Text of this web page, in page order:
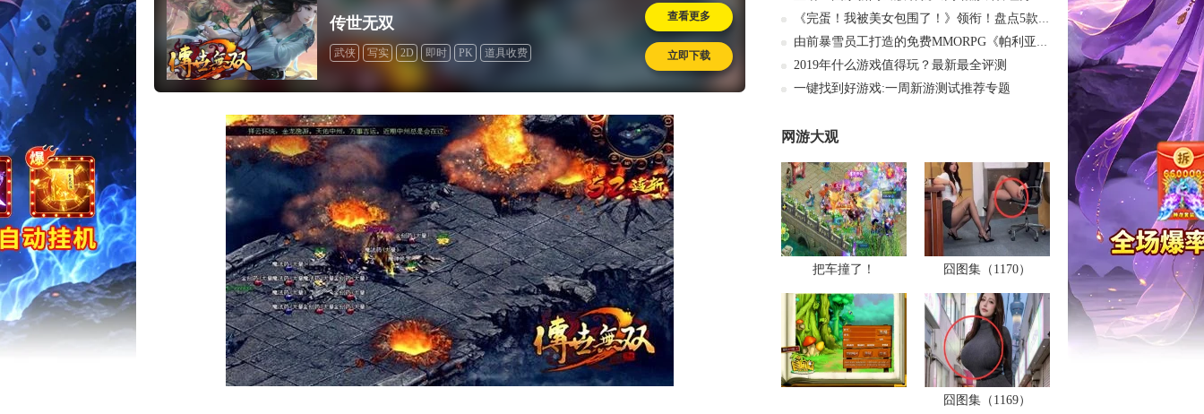
传世无双
武侠 写实 2D 即时 PK 道具收费
查看更多
立即下载
《完蛋！我被美女包围了！》领衔！盘点5款…
由前暴雪员工打造的免费MMORPG《帕利亚》如…
2019年什么游戏值得玩？最新最全评测
一键找到好游戏:一周新游测试推荐专题
网游大观
把车撞了！ 囧图集（1170）
囧图集（1169）